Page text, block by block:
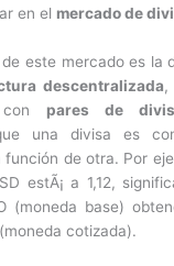
en el mercado de
este mercado es la
descentralizada,
con pares de
una divisa es
función de otra. Por
estÃ¡ a 1,12,
(moneda base)
(moneda cotizada).